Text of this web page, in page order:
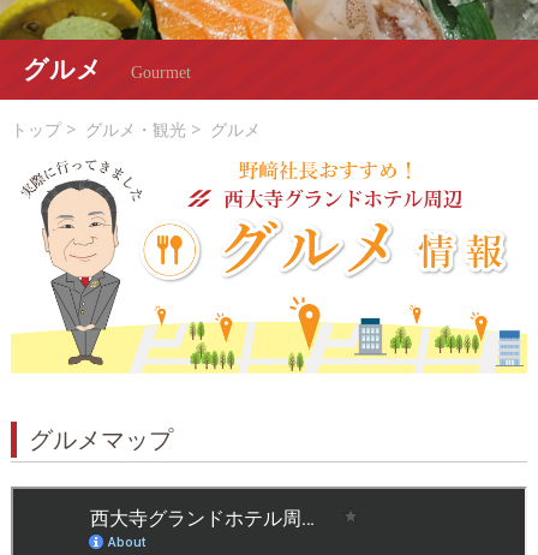
グルメ Gourmet
トップ> グルメ・観光> グルメ
グルメマップ